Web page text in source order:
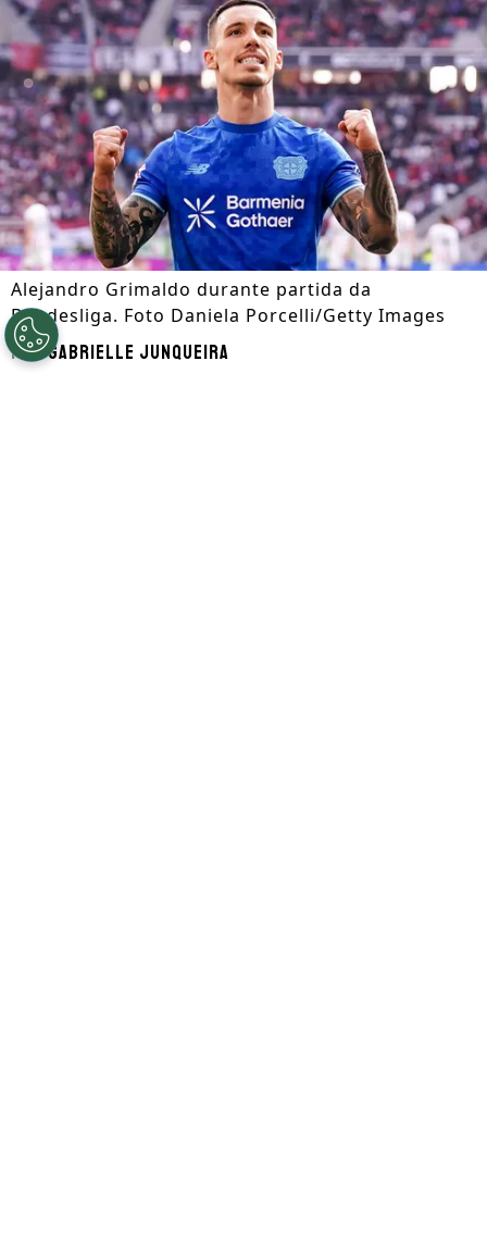
Alejandro Grimaldo durante partida da
Bundesliga. Foto Daniela Porcelli/Getty Images
PorGabrielle Junqueira